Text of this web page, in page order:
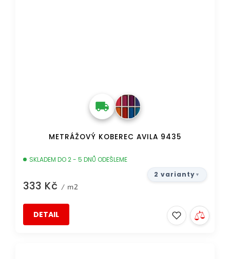
METRÁŽOVÝ KOBEREC AVILA 9435
SKLADEM DO 2 - 5 DNŮ ODEŠLEME
333 Kč / m2
DETAIL
2 varianty